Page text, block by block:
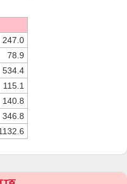
247.0
78.9
534.4
115.1
140.8
346.8